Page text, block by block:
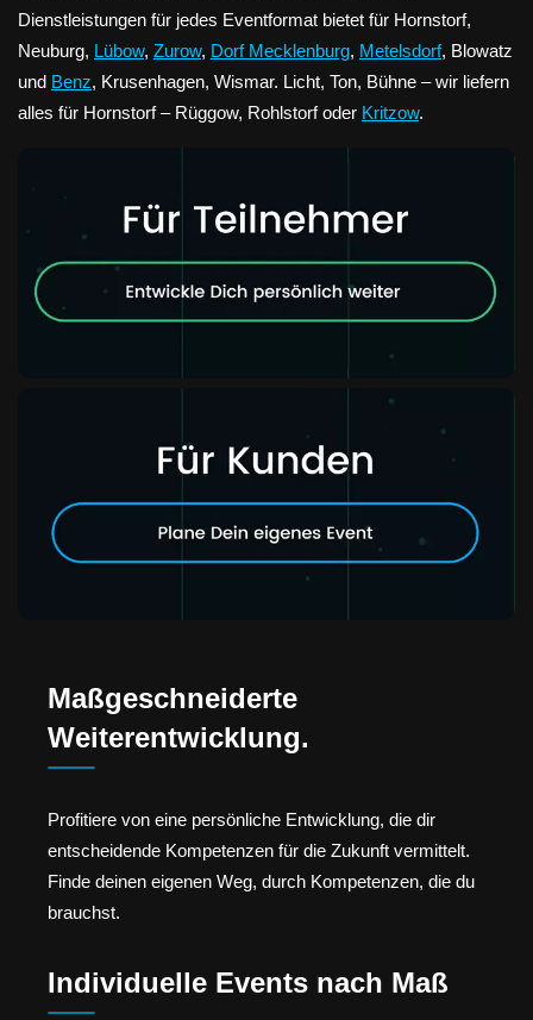
Dienstleistungen für jedes Eventformat bietet für Hornstorf,
Neuburg, Lübow, Zurow, Dorf Mecklenburg, Metelsdorf, Blowatz
und Benz, Krusenhagen, Wismar. Licht, Ton, Bühne – wir liefern
alles für Hornstorf – Rüggow, Rohlstorf oder Kritzow.
Maßgeschneiderte
Weiterentwicklung.
Profitiere von eine persönliche Entwicklung, die dir
entscheidende Kompetenzen für die Zukunft vermittelt.
Finde deinen eigenen Weg, durch Kompetenzen, die du
brauchst.
Individuelle Events nach Maß